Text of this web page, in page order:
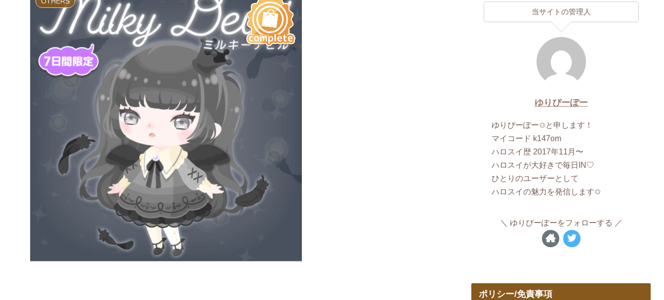
当サイトの管理人
ゆりぴーぽー
ゆりぴーぽー✩と申します！
マイコード k147om
ハロスイ歴 2017年11月〜
ハロスイが大好きで毎日IN♡
ひとりのユーザーとして
ハロスイの魅力を発信します✩
ゆりぴーぽーをフォローする
ポリシー/免責事項